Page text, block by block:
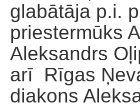
glabātāja p.i.
priestermūks
Aleksandrs
arī Rīgas
diakons